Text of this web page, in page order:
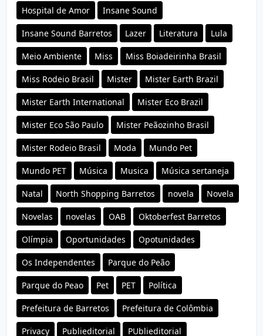
Hospital de Amor Insane Sound
Insane Sound Barretos Lazer Literatura Lula
Meio Ambiente Miss Miss Boiadeirinha Brasil
Miss Rodeio Brasil Mister Mister Earth Brazil
Mister Earth International Mister Eco Brazil
Mister Eco São Paulo Mister Peãozinho Brasil
Mister Rodeio Brasil Moda Mundo Pet
Mundo PET Música Musica Música sertaneja
Natal North Shopping Barretos novela Novela
Novelas novelas OAB Oktoberfest Barretos
Olímpia Oportunidades Opotunidades
Os Independentes Parque do Peão
Parque do Peao Pet PET Política
Prefeitura de Barretos Prefeitura de Colômbia
Privacy Publieditorial PUblieditorial